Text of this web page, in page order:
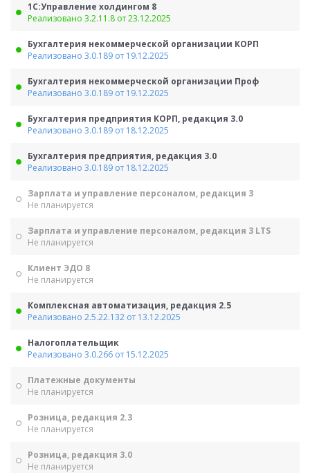
1С:Управление холдингом 8
Реализовано 3.2.11.8 от 23.12.2025
Бухгалтерия некоммерческой организации КОРП
Реализовано 3.0.189 от 19.12.2025
Бухгалтерия некоммерческой организации Проф
Реализовано 3.0.189 от 19.12.2025
Бухгалтерия предприятия КОРП, редакция 3.0
Реализовано 3.0.189 от 18.12.2025
Бухгалтерия предприятия, редакция 3.0
Реализовано 3.0.189 от 18.12.2025
Зарплата и управление персоналом, редакция 3
Не планируется
Зарплата и управление персоналом, редакция 3 LTS
Не планируется
Клиент ЭДО 8
Не планируется
Комплексная автоматизация, редакция 2.5
Реализовано 2.5.22.132 от 13.12.2025
Налогоплательщик
Реализовано 3.0.266 от 15.12.2025
Платежные документы
Не планируется
Розница, редакция 2.3
Не планируется
Розница, редакция 3.0
Не планируется